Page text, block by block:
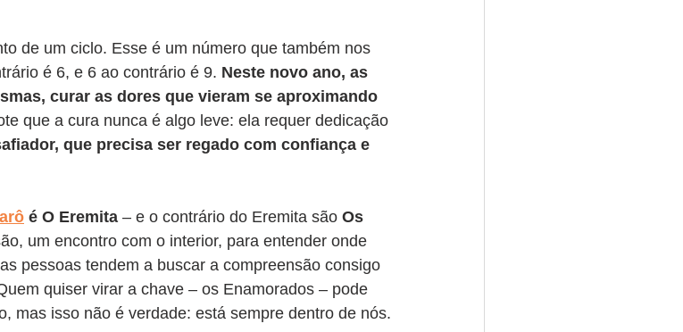
de um ciclo. Esse é um número que também nos
é 6, e 6 ao contrário é 9. Neste novo ano, as
curar as dores que vieram se aproximando
que a cura nunca é algo leve: ela requer dedicação
que precisa ser regado com confiança e
é O Eremita – e o contrário do Eremita são Os
um encontro com o interior, para entender onde
pessoas tendem a buscar a compreensão consigo
quiser virar a chave – os Enamorados – pode
mas isso não é verdade: está sempre dentro de nós.